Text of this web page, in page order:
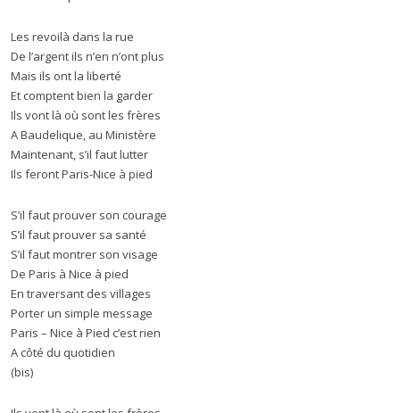
Les revoilà dans la rue
De l’argent ils n’en n’ont plus
Mais ils ont la liberté
Et comptent bien la garder
Ils vont là où sont les frères
A Baudelique, au Ministère
Maintenant, s’il faut lutter
Ils feront Paris-Nice à pied
S’il faut prouver son courage
S’il faut prouver sa santé
S’il faut montrer son visage
De Paris à Nice à pied
En traversant des villages
Porter un simple message
Paris – Nice à Pied c’est rien
A côté du quotidien
(bis)